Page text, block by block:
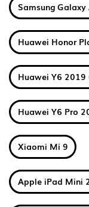
Samsung
Huawei Honor
Huawei Y6 2019
Huawei Y6 Pro
Xiaomi Mi 9
Apple iPad Mini